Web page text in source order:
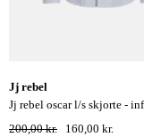
jj rebel
jj rebel oscar l/s skjorte -
200,00 kr.
160,00 kr.